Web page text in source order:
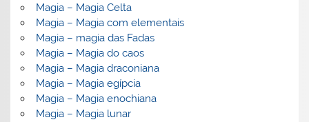
Magia – Magia Celta
Magia – Magia com elementais
Magia – magia das Fadas
Magia – Magia do caos
Magia – Magia draconiana
Magia – Magia egípcia
Magia – Magia enochiana
Magia – Magia lunar